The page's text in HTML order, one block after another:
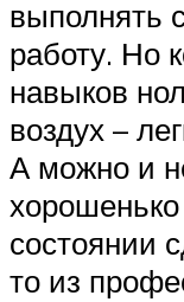
выполнять
работу. Но
навыков
воздух –
А можно и
состоянии
то из